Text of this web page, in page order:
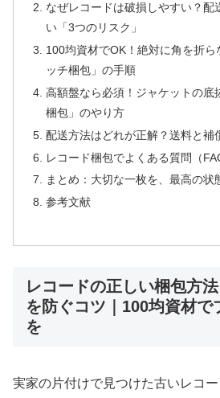
なぜレコードは破損しやすい？配
い「3つのリスク」
100均資材でOK！絶対に角を折ら
ッチ梱包」の手順
高額盤なら必須！ジャケットの底
梱包」のやり方
配送方法はどれが正解？送料と補
レコード梱包でよくある質問（
まとめ：大切な一枚を、最高の状
参考文献
レコードの正しい梱包方
を防ぐコツ｜100均資材で
を
実家の片付けで見つけた古いレコ